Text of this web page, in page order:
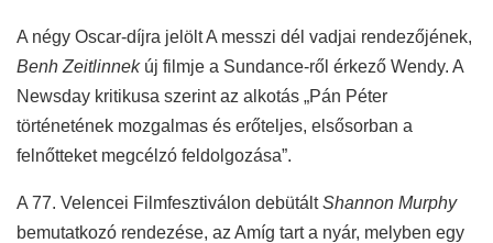
A négy Oscar-díjra jelölt A messzi dél vadjai rendezőjének,
Benh Zeitlinnekúj filmje a Sundance-ről érkező Wendy. A
Newsday kritikusa szerint az alkotás „Pán Péter
történetének mozgalmas és erőteljes, elsősorban a
felnőtteket megcélzó feldolgozása”.
A 77. Velencei Filmfesztiválon debütáltShannon Murphy
bemutatkozó rendezése, az Amíg tart a nyár, melyben egy